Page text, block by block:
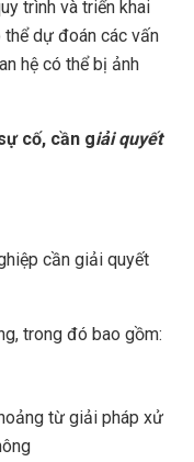
trình và triển khai
dự đoán các vấn
hệ có thể bị ảnh
cố, cần giải quyết
cần giải quyết
trong đó bao gồm:
từ giải pháp xử